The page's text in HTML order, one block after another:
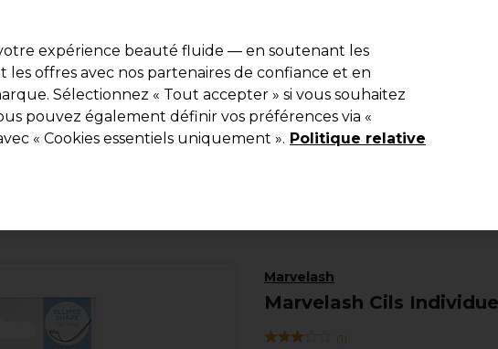
Rechercher
et Matériel Equipement de salon Beauté Hommes Les
Marvelash
Marvelash Cils
(1)
expérience beauté fluide — en soutenant les
offres avec nos partenaires de confiance et en
Sélectionnez « Tout accepter » si vous souhaitez
pouvez également définir vos préférences via «
« Cookies essentiels uniquement ». Politique relative